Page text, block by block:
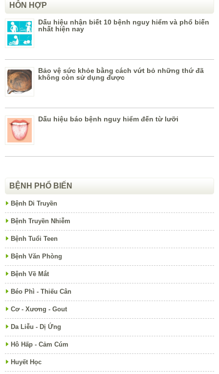
HỖN HỢP
Dấu hiệu nhận biết 10 bệnh nguy hiểm và phổ biến
nhất hiện nay
Bảo vệ sức khỏe bằng cách vứt bỏ những thứ đã
không còn sử dụng được
Dấu hiệu báo bệnh nguy hiểm đến từ lưỡi
BỆNH PHỔ BIẾN
Bệnh Di Truyền
Bệnh Truyền Nhiễm
Bệnh Tuổi Teen
Bệnh Văn Phòng
Bệnh Về Mắt
Béo Phì - Thiếu Cân
Cơ - Xương - Gout
Da Liễu - Dị Ứng
Hô Hấp - Cảm Cúm
Huyết Học